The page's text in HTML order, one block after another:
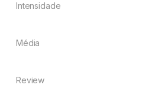
Intensidade
Média
Review